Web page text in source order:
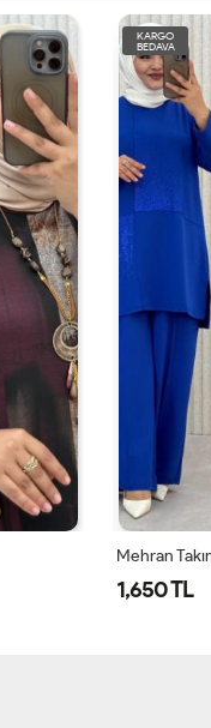
KARGO
BEDAVA
Mehran
1,650 TL